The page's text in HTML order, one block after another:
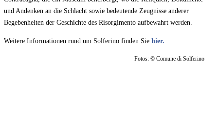
und Andenken an die Schlacht sowie bedeutende Zeugnisse anderer
Begebenheiten der Geschichte des Risorgimento aufbewahrt werden.
Weitere Informationen rund um Solferino finden Sie hier.
Fotos: © Comune di Solferino